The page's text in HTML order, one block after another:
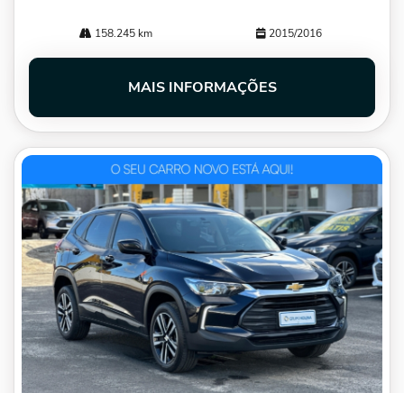
158.245 km 2015/2016
MAIS INFORMAÇÕES